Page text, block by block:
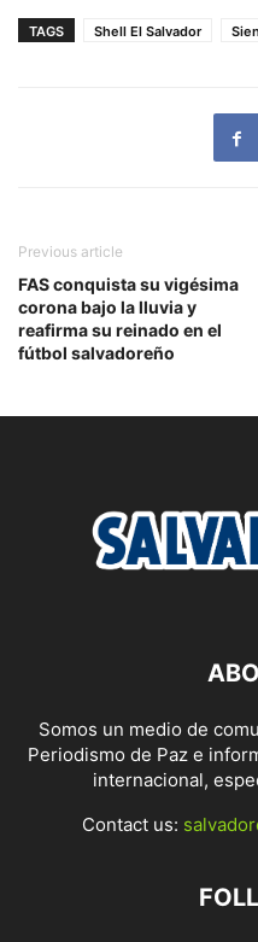
TAGS Shell El Salvador
Previous article
FAS conquista su vigésima
corona bajo la lluvia y
reafirma su reinado en el
fútbol salvadoreño
Somos un medio de
Periodismo de Paz e
internacional,
Contact us: